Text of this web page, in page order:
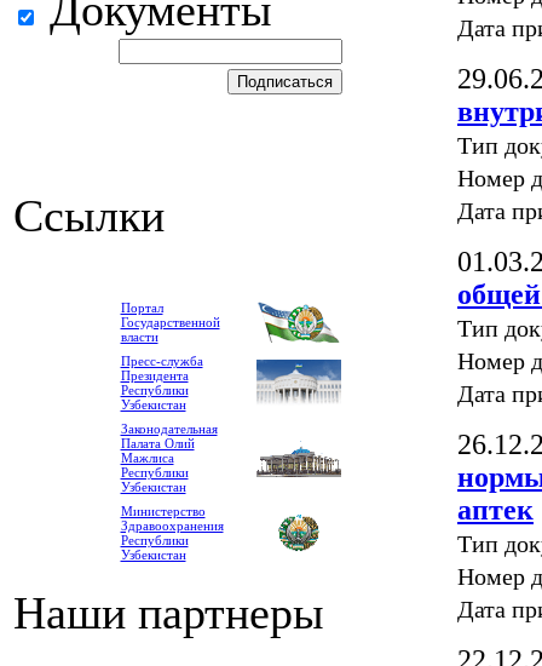
Ссылки
Портал
Государственной
власти
Пресс-служба
Президента
Республики
Узбекистан
Законодательная
Палата Олий
Мажлиса
Республики
Узбекистан
Министерство
Здравоохранения
Республики
Узбекистан
Наши партнеры
Дата
Тип
Номер
Дата
Тип
Номер
Дата
нормы
аптек
Тип
Номер
Дата